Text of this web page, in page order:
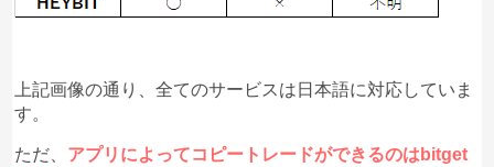
上記画像の通り、全てのサービスは日本語に対応していま
す。
ただ、 アプリによってコピートレードができるのはbitget